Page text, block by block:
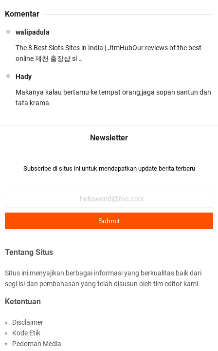
Rosyadi, S.H. Siap Melanjukan
Ditlantas Polda NTB Edukasi Tertib Berlalu di
Polda NTB Apresiasi BKTM Lelede Sampaikan
Pesan Kamtibmas
Komentar
walipadula
The 8 Best Slots Sites in India | JtmHubOur reviews of the best
online 제천 출장샵 sl …
Hady
Makanya kalau bertamu ke tempat orang,jaga sopan santun dan
tata krama.
Subscribe di situs ini untuk mendapatkan update berita terbaru
Tentang Situs
Situs ini menyajikan berbagai informasi yang berkualitas baik dari
segi isi dan pembahasan yang telah disusun oleh tim editor kami.
Ketentuan
Disclaimer
Kode Etik
Pedoman Media